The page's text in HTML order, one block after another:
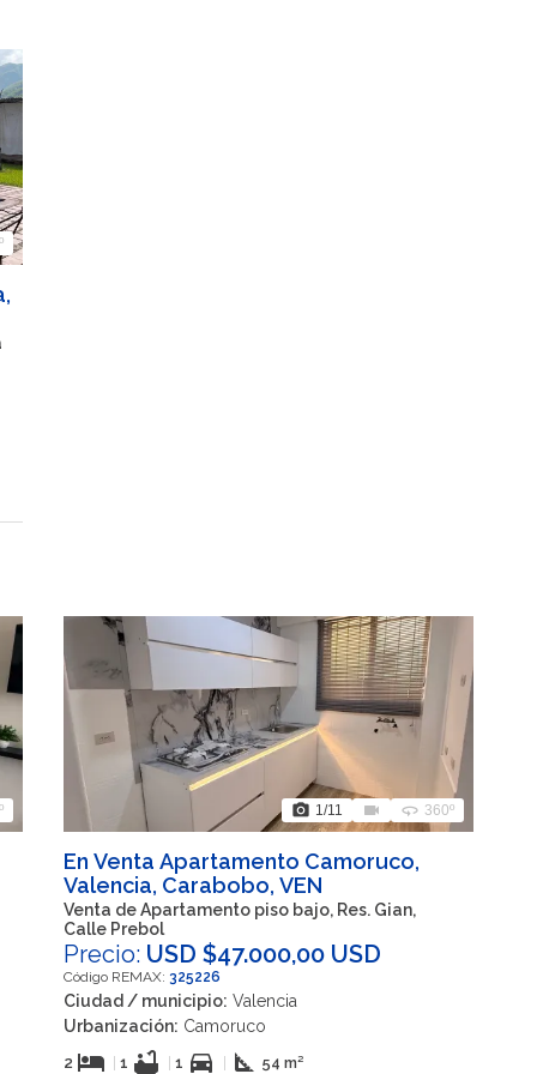
photo_camera 1/11 videocam 360 360º
En Venta Apartamento Camoruco,
Valencia, Carabobo, VEN
Venta de Apartamento piso bajo, Res. Gian,
Calle Prebol
Precio: USD $47.000,00 USD
Código REMAX: 325226
Ciudad / municipio: Valencia
Urbanización: Camoruco
2 hotel 1 bathtub 1 directions_car square_foot 54 m²